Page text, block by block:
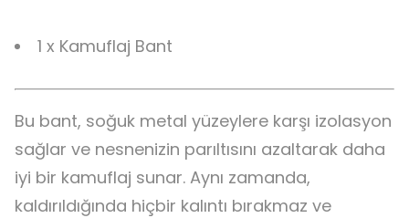
1 x Kamuflaj Bant
Bu bant, soğuk metal yüzeylere karşı izolasyon
sağlar ve nesnenizin parıltısını azaltarak daha
iyi bir kamuflaj sunar. Aynı zamanda,
kaldırıldığında hiçbir kalıntı bırakmaz ve